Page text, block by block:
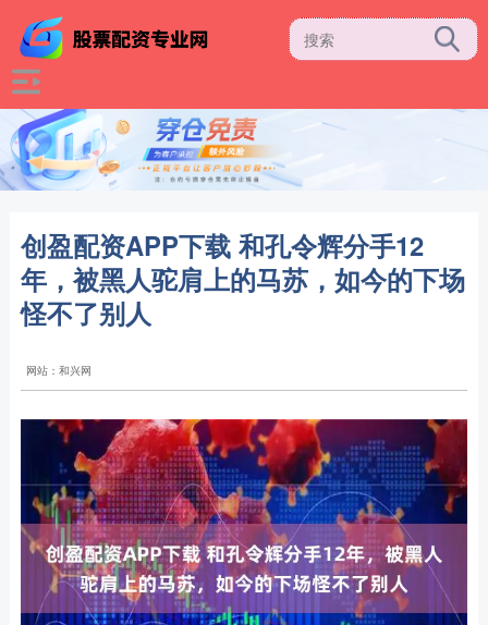
创盈配资APP下载 和孔令辉分手12
年，被黑人驼肩上的马苏，如今的下场
怪不了别人
网站：和兴网